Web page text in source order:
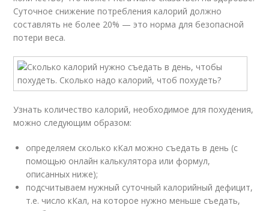
Суточное снижение потребления калорий должно
составлять не более 20% — это норма для безопасной
потери веса.
Узнать количество калорий, необходимое для похудения,
можно следующим образом:
определяем сколько кКал можно съедать в день (с
помощью онлайн калькулятора или формул,
описанных ниже);
подсчитываем нужный суточный калорийный дефицит,
т.е. число кКал, на которое нужно меньше съедать,